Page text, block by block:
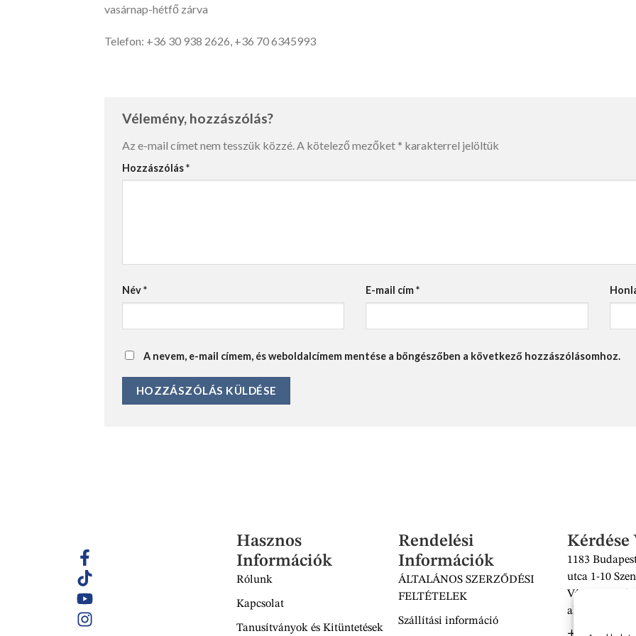
vasárnap-hétfő zárva
Telefon: +36 30 938 2626, +36 70 6345993
Vélemény, hozzászólás?
Az e-mail címet nem tesszük közzé. A kötelező mezőket * karakterrel jelöltük
Hozzászólás*
Név* E-mail cím*
A nevem, e-mail címem, és weboldalcímem mentése a böngészőben a következő hozzászólásomhoz.
Hasznos
Információk
Rólunk
Kapcsolat
Tanusítványok és Kitüntetések
Rendelési
Információk
ÁLTALÁNOS SZERZŐDÉSI
FELTÉTELEK
Szállítási információ
Kérdése
1183
utca 1-10
Vásárcsarnok
alatt
+36 30 938